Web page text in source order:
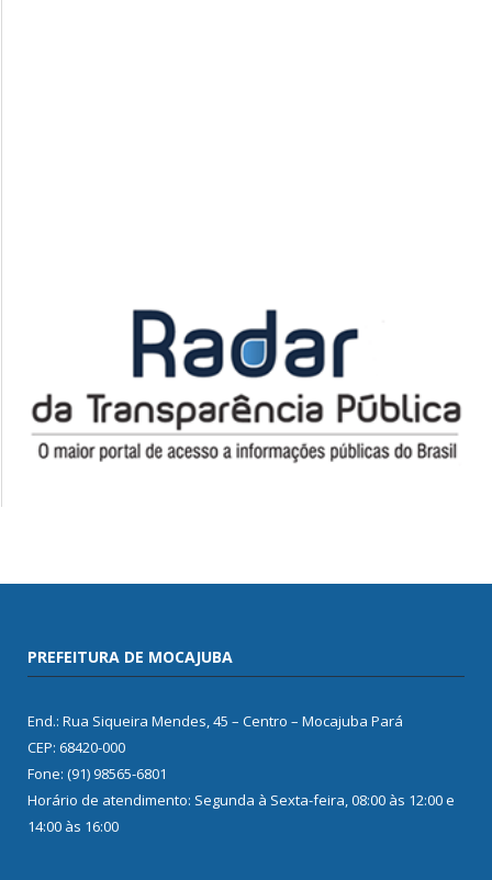
PREFEITURA DE MOCAJUBA
End.: Rua Siqueira Mendes, 45 – Centro – Mocajuba Pará
CEP: 68420-000
Fone: (91) 98565-6801
Horário de atendimento: Segunda à Sexta-feira, 08:00 às 12:00 e
14:00 às 16:00